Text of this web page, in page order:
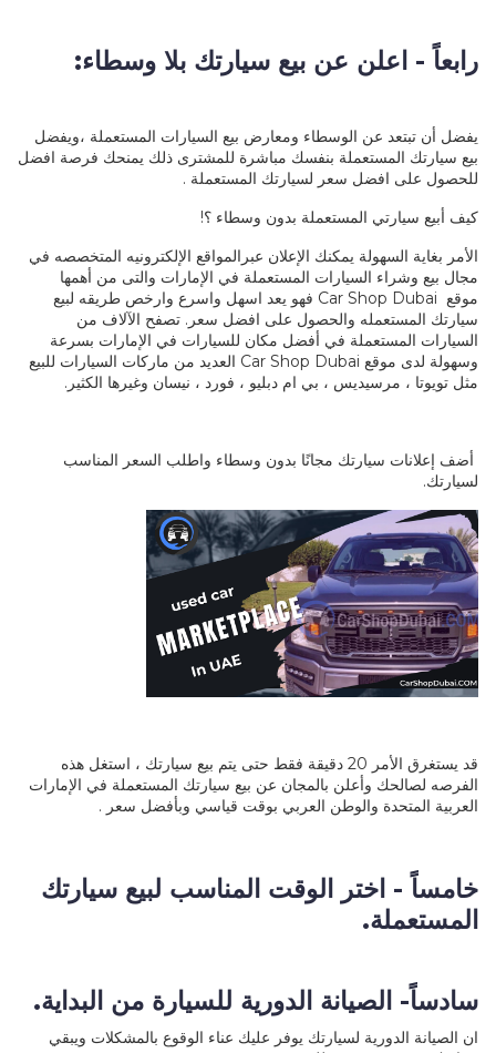
رابعاً - اعلن عن بيع سيارتك بلا وسطاء:
يفضل أن تبتعد عن الوسطاء ومعارض بيع السيارات المستعملة ،ويفضل
بيع سيارتك المستعملة بنفسك مباشرة للمشترى ذلك يمنحك فرصة افضل
للحصول على افضل سعر لسيارتك المستعملة .
كيف أبيع سيارتي المستعملة بدون وسطاء ؟!
الأمر بغاية السهولة يمكنك الإعلان عبرالمواقع الإلكترونيه المتخصصه في
مجال بيع وشراء السيارات المستعملة في الإمارات والتى من أهمها
موقع Car Shop Dubai فهو يعد اسهل واسرع وارخص طريقه لبيع
سيارتك المستعمله والحصول على افضل سعر. تصفح الآلاف من
السيارات المستعملة في أفضل مكان للسيارات في الإمارات بسرعة
وسهولة لدى موقع Car Shop Dubai العديد من ماركات السيارات للبيع
مثل تويوتا ، مرسيديس ، بي ام دبليو ، فورد ، نيسان وغيرها الكثير.
أضف إعلانات سيارتك مجانًا بدون وسطاء واطلب السعر المناسب
لسيارتك.
قد يستغرق الأمر 20 دقيقة فقط حتى يتم بيع سيارتك ، استغل هذه
الفرصه لصالحك وأعلن بالمجان عن بيع سيارتك المستعملة في الإمارات
العربية المتحدة والوطن العربي بوقت قياسي وبأفضل سعر .
خامساً - اختر الوقت المناسب لبيع سيارتك
المستعملة.
سادساً- الصيانة الدورية للسيارة من البداية.
ان الصيانة الدورية لسيارتك يوفر عليك عناء الوقوع بالمشكلات ويبقي